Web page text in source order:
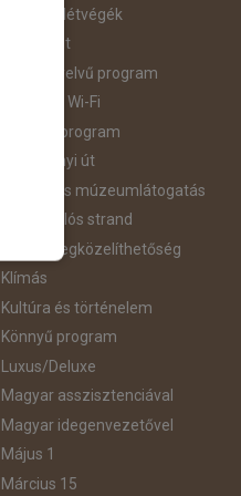
Hosszú Hétvégék
Húsvéti út
idegennyelvű program
Ingyenes Wi-Fi
Intenzív program
Karácsonyi út
Kastély és múzeumlátogatás
Kék zászlós strand
Kiváló megközelíthetőség
Klímás
Kultúra és történelem
Könnyű program
Luxus/Deluxe
Magyar asszisztenciával
Magyar idegenvezetővel
Május 1
Március 15